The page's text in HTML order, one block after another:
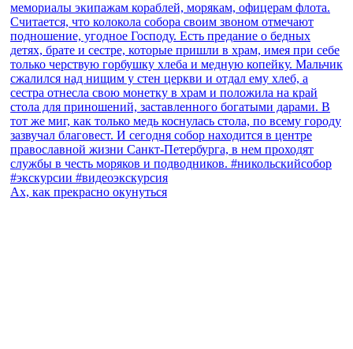
Ах, как прекрасно окунуться